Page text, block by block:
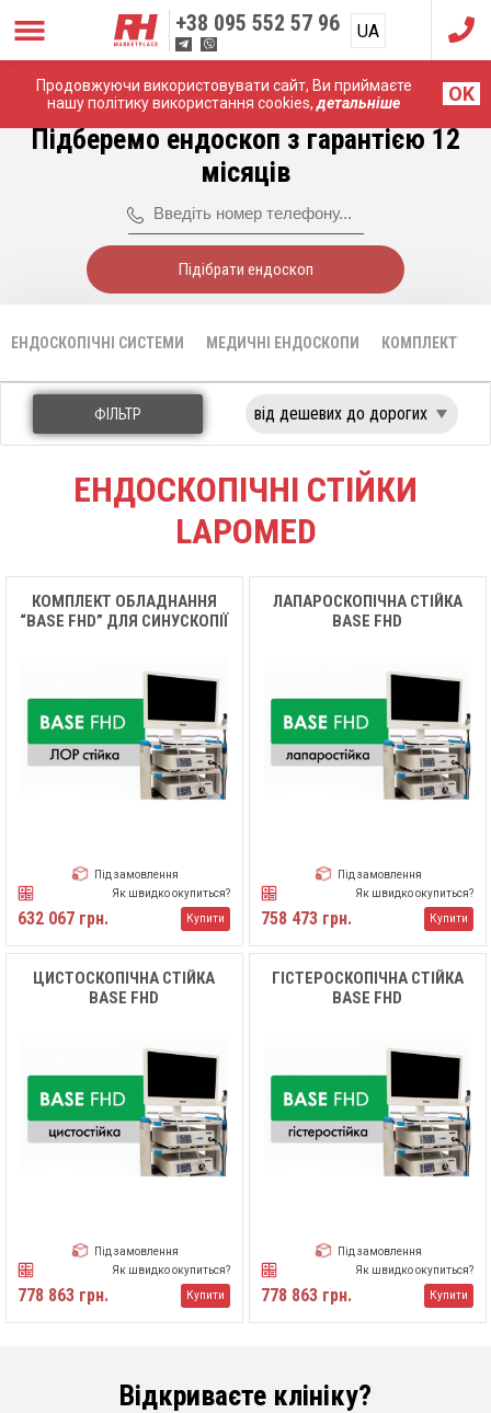
Продовжуючи використовувати сайт, Ви приймаєте
нашу політику використання cookies,детальніше OK
+38 095 552 57 96 UA
RU
Головна Ендоскопічні системи Lapomed
Підберемо ендоскоп з гарантією 12
місяців
Підібрати ендоскоп
ЕНДОСКОПІЧНІ СИСТЕМИ МЕДИЧНІ ЕНДОСКОПИ
ФІЛЬТР
ЕНДОСКОПІЧНІ CТІЙКИ
LAPOMED
КОМПЛЕКТ ОБЛАДНАННЯ
“BASE FHD” ДЛЯ СИНУСКОПІЇ
Під замовлення
Як швидко окупиться?
632 067 грн. Купити
ЛАПАРОСКОПІЧНА СТІЙКА
BASE FHD
Під замовлення
Як швидко окупиться?
758 473 грн. Купити
ЦИСТОСКОПІЧНА СТІЙКА
BASE FHD
Під замовлення
Як швидко окупиться?
778 863 грн. Купити
ГІСТЕРОСКОПІЧНА СТІЙКА
BASE FHD
Під замовлення
Як швидко окупиться?
778 863 грн. Купити
Відкриваєте клініку?